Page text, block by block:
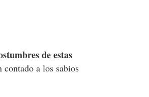
de estas
a los sabios